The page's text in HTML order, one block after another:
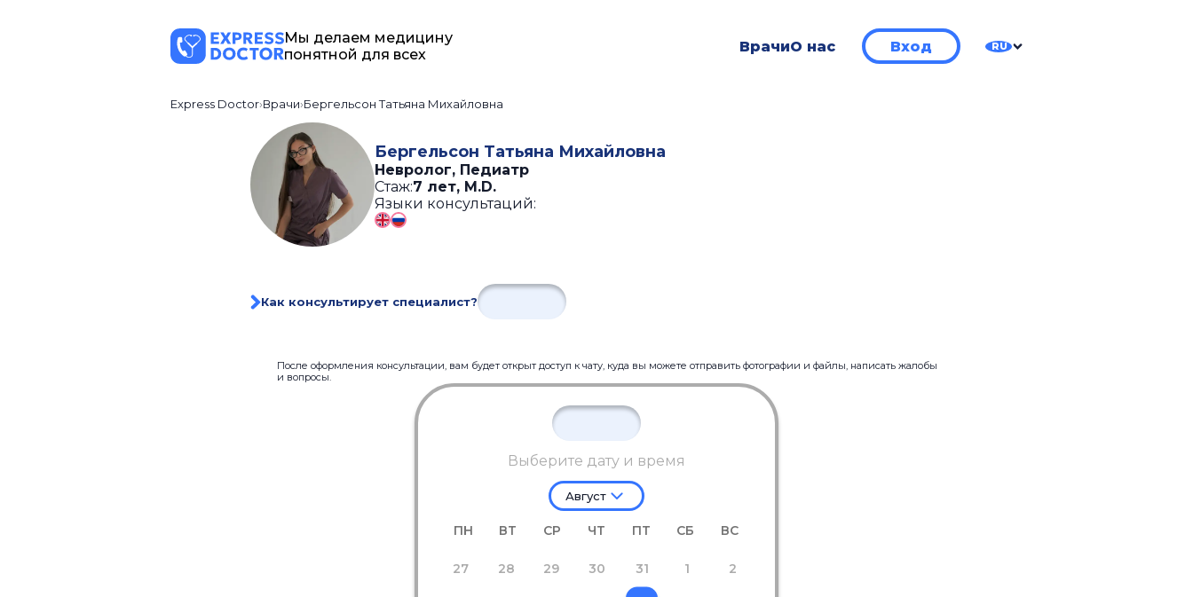
Мы делаем медицину
понятной для всех
ВрачиО нас Вход RU
Express Doctor Врачи Бергельсон Татьяна Михайловна
Бергельсон Татьяна Михайловна
Невролог, Педиатр
Стаж:7 лет, M.D.
Языки консультаций:
Как консультирует специалист?
После оформления консультации, вам будет открыт доступ к чату, куда вы можете отправить фотографии и файлы, написать жалобы
и вопросы.
Выберите дату и время
Август
ПН ВТ СР ЧТ ПТ СБ ВС
27 28 29 30 31 1 2